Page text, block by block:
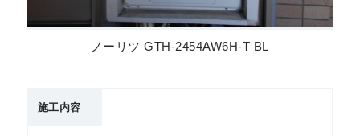
ノーリツ GTH-2454AW6H-T BL
施工内容